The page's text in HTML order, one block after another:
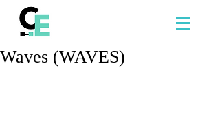
Waves (WAVES)